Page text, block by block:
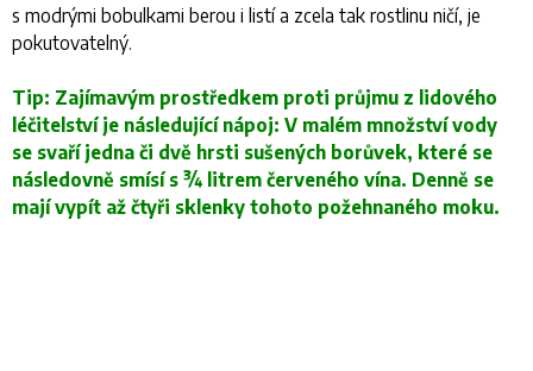
s modrými bobulkami berou i listí a zcela tak rostlinu ničí, je
pokutovatelný.
Tip: Zajímavým prostředkem proti průjmu z lidového
léčitelství je následující nápoj: V malém množství vody
se svaří jedna či dvě hrsti sušených borůvek, které se
následovně smísí s ¾ litrem červeného vína. Denně se
mají vypít až čtyři sklenky tohoto požehnaného moku.